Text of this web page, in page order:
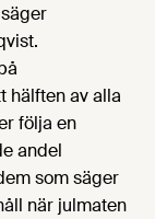
hälften av alla
följa en
andel
som säger
när julmaten